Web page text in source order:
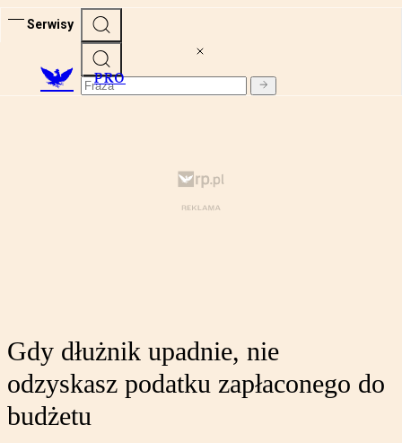
Serwisy
PRO
Gdy dłużnik upadnie, nie
odzyskasz podatku zapłaconego do
budżetu